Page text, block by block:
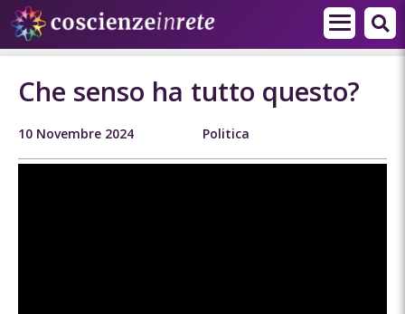
Che senso ha tutto questo?
10 Novembre 2024 Politica